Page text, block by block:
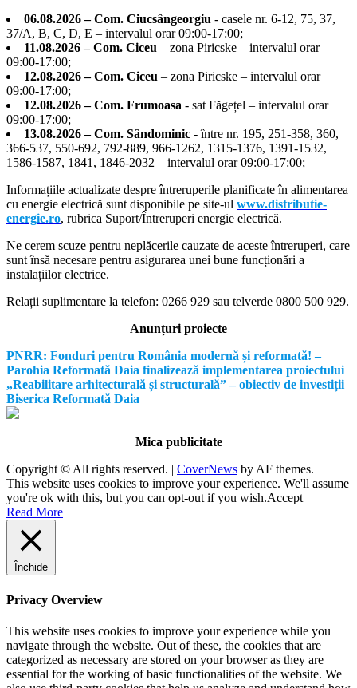
06.08.2026 – Com. Ciucsângeorgiu - casele nr. 6-12, 75, 37,
37/A, B, C, D, E – intervalul orar 09:00-17:00;
11.08.2026 – Com. Ciceu – zona Piricske – intervalul orar
09:00-17:00;
12.08.2026 – Com. Ciceu – zona Piricske – intervalul orar
09:00-17:00;
12.08.2026 – Com. Frumoasa - sat Făgețel – intervalul orar
09:00-17:00;
13.08.2026 – Com. Sândominic - între nr. 195, 251-358, 360,
366-537, 550-692, 792-889, 966-1262, 1315-1376, 1391-1532,
1586-1587, 1841, 1846-2032 – intervalul orar 09:00-17:00;
Informațiile actualizate despre întreruperile planificate în alimentarea
cu energie electrică sunt disponibile pe site-ul www.distributie-
energie.ro, rubrica Suport/Întreruperi energie electrică.
Ne cerem scuze pentru neplăcerile cauzate de aceste întreruperi, care
sunt însă necesare pentru asigurarea unei bune funcționări a
instalațiilor electrice.
Relații suplimentare la telefon: 0266 929 sau telverde 0800 500 929.
Anunțuri proiecte
PNRR: Fonduri pentru România modernă și reformată! –
Parohia Reformată Daia finalizează implementarea proiectului
„Reabilitare arhitecturală și structurală” – obiectiv de investiții
Biserica Reformată Daia
Mica publicitate
Copyright © All rights reserved. | CoverNews by AF themes.
This website uses cookies to improve your experience. We'll assume
you're ok with this, but you can opt-out if you wish.Accept
Read More
Închide
Privacy Overview
This website uses cookies to improve your experience while you
navigate through the website. Out of these, the cookies that are
categorized as necessary are stored on your browser as they are
essential for the working of basic functionalities of the website. We